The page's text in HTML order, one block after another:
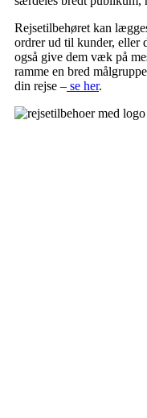
Rejsetilbehøret kan
ordrer ud til kunder, eller
også give dem væk på
ramme en bred
din rejse – se her.